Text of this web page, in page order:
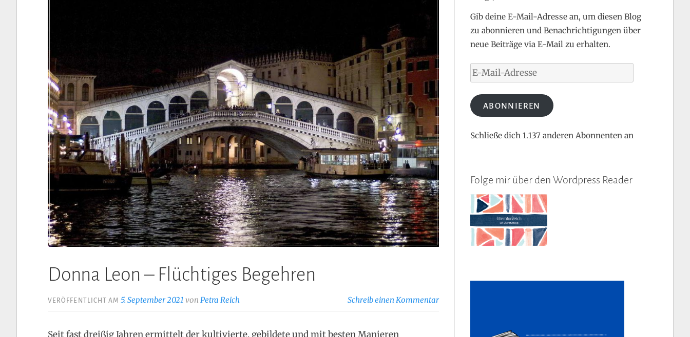
Donna Leon – Flüchtiges Begehren
VERÖFFENTLICHT AM 5. September 2021 von Petra Reich Schreib einen Kommentar
Seit fast dreißig Jahren ermittelt der kultivierte, gebildete und mit besten Manieren
Gib deine E-Mail-Adresse an, um diesen Blog
zu abonnieren und Benachrichtigungen über
neue Beiträge via E-Mail zu erhalten.
E-
Mail-
Adresse
ABONNIEREN
Schließe dich 1.137 anderen Abonnenten an
Folge mir über den Wordpress Reader